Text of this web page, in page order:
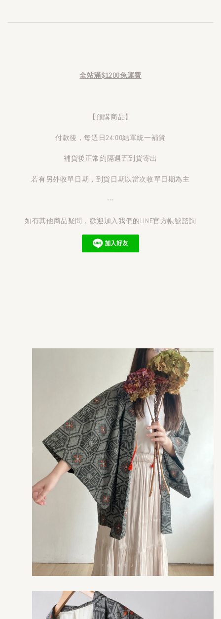
全站滿$1200免運費
【預購商品】
付款後，每週日24:00結單統一補貨
補貨後正常約隔週五到貨寄出
若有另外收單日期，到貨日期以當次收單日期為主
---
如有其他商品疑問，歡迎加入我們的LINE官方帳號諮詢